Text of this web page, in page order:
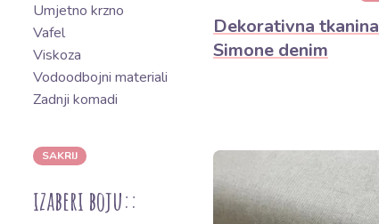
Umjetno krzno
Vafel
Viskoza
Vodoodbojni materiali
Zadnji komadi
SAKRIJ
izaberi boju::
Dekorativna tkanina
Simone denim